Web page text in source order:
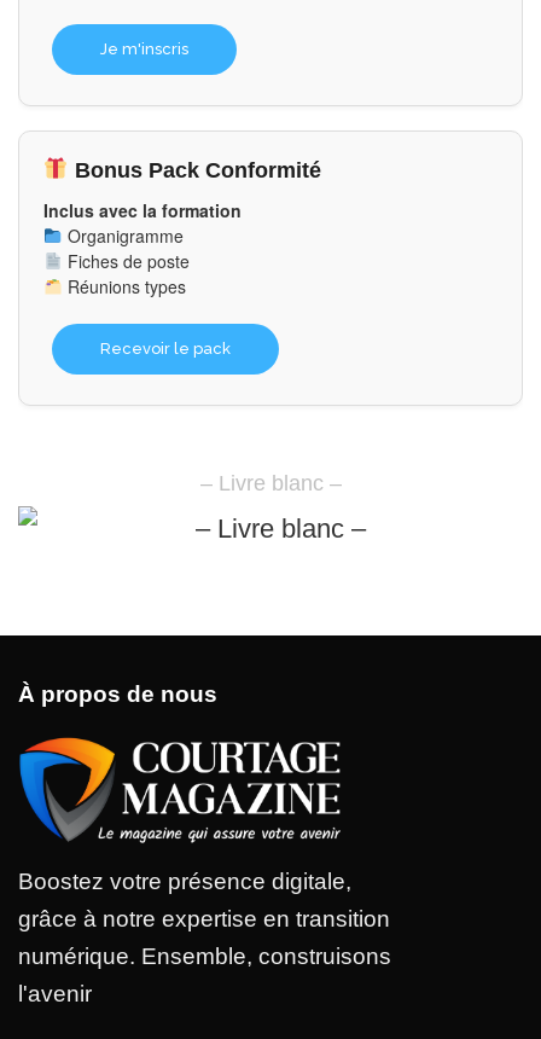
Je m'inscris
Bonus Pack Conformité
Inclus avec la formation
Organigramme
Fiches de poste
Réunions types
Recevoir le pack
– Livre blanc –
À propos de nous
Boostez votre présence digitale,
grâce à notre expertise en transition
numérique. Ensemble, construisons
l'avenir